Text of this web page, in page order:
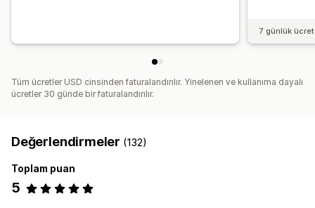
7 günlük
Tüm ücretler USD cinsinden faturalandırılır. Yinelenen ve kullanıma dayalı
ücretler 30 günde bir faturalandırılır.
Değerlendirmeler (132)
Toplam puan
5